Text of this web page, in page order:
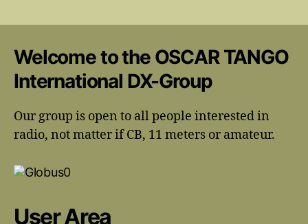
Welcome to the OSCAR TANGO
International DX-Group
Our group is open to all people interested in
radio, not matter if CB, 11 meters or amateur.
User Area